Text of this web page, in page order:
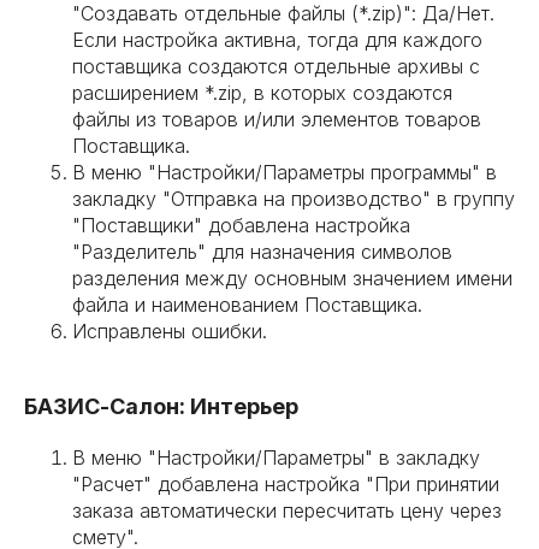
"Создавать отдельные файлы (*.zip)": Да/Нет.
Если настройка активна, тогда для каждого
поставщика создаются отдельные архивы с
расширением *.zip, в которых создаются
файлы из товаров и/или элементов товаров
Поставщика.
В меню "Настройки/Параметры программы" в
закладку "Отправка на производство" в группу
"Поставщики" добавлена настройка
"Разделитель" для назначения символов
разделения между основным значением имени
файла и наименованием Поставщика.
Исправлены ошибки.
БАЗИС-Салон: Интерьер
В меню "Настройки/Параметры" в закладку
"Расчет" добавлена настройка "При принятии
заказа автоматически пересчитать цену через
смету".